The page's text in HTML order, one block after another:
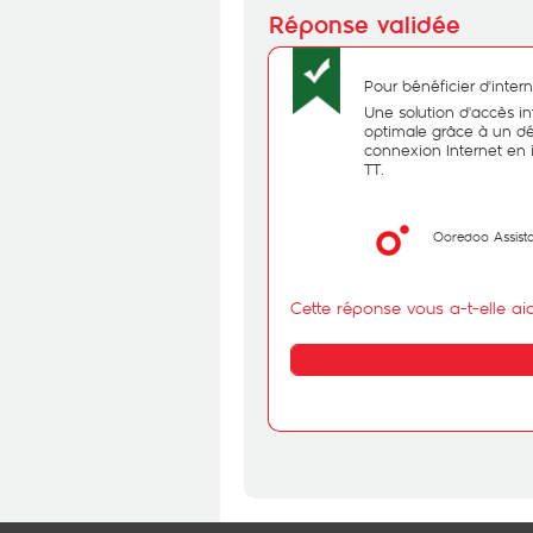
Pour bénéficier
Une solution d'accès
optimale grâce à un
connexion Internet en
TT.
Ooredoo
Cette réponse vous a-t-elle